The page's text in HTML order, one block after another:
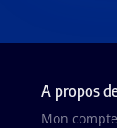
A propos
Mon compte